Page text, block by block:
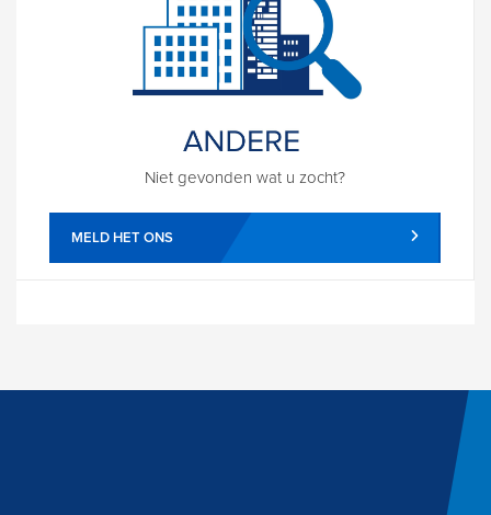
Niet gevonden wat u zocht?
MELD HET ONS